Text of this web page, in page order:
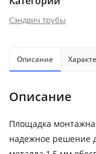
Сэндвич трубы
Описание
Описание
Площадка
надежное решение